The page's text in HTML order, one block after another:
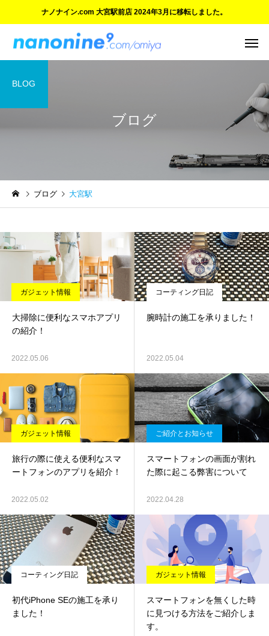
ナノナイン.com 大宮駅前店 2024年3月に移転しました。
ご愛顧に感謝 大宮マルイ店
ついにオープン！『ナ
ブログ
BLOG
ブログ 大宮駅
ガジェット情報
大掃除に便利なスマホアプリ
の紹介！
2022.05.06
コーティング日記
腕時計の施工を承りました！
2022.05.04
ガジェット情報
旅行の際に使える便利なスマ
ートフォンのアプリを紹介！
2022.05.02
ご紹介とお知らせ
スマートフォンの画面が割れ
た際に起こる弊害について
2022.04.28
コーティング日記
初代iPhone SEの施工を承り
ました！
ガジェット情報
スマートフォンを無くした時
に見つける方法をご紹介しま
す。